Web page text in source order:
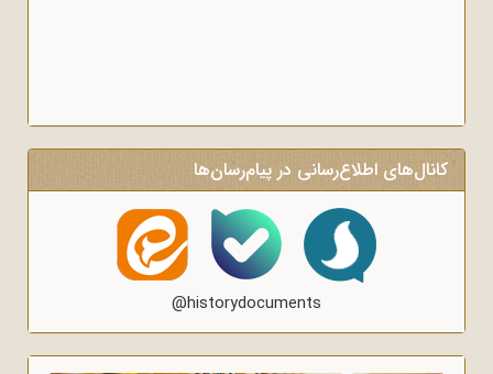
کانال‌های اطلاع‌رسانی در پیام‌رسان‌ها
@historydocuments